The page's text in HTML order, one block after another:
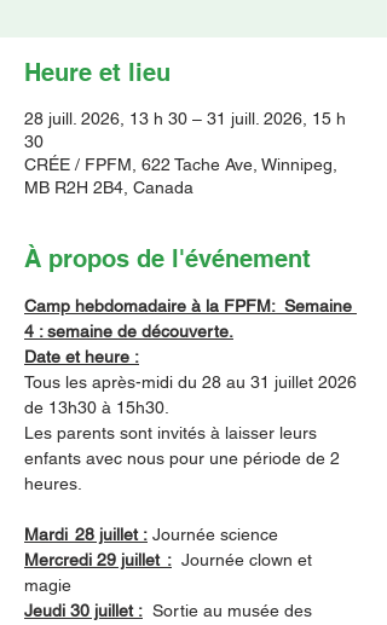
Heure et lieu
28 juill. 2026, 13 h 30 – 31 juill. 2026, 15 h
30
CRÉE / FPFM, 622 Tache Ave, Winnipeg,
MB R2H 2B4, Canada
À propos de l'événement
Camp hebdomadaire à la FPFM:  Semaine
4 : semaine de découverte.
Date et heure :
Tous les après-midi du 28 au 31 juillet 2026
de 13h30 à 15h30.
Les parents sont invités à laisser leurs
enfants avec nous pour une période de 2
heures.
Mardi  28 juillet : Journée science
Mercredi 29 juillet  : Journée clown et
magie
Jeudi 30 juillet : Sortie au musée des